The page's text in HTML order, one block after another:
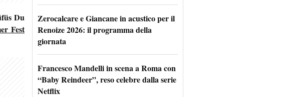
Du
Fest
Zerocalcare e Giancane in acustico per il
Renoize 2026: il programma della
giornata
Francesco Mandelli in scena a Roma con
“Baby Reindeer”, reso celebre dalla serie
Netflix